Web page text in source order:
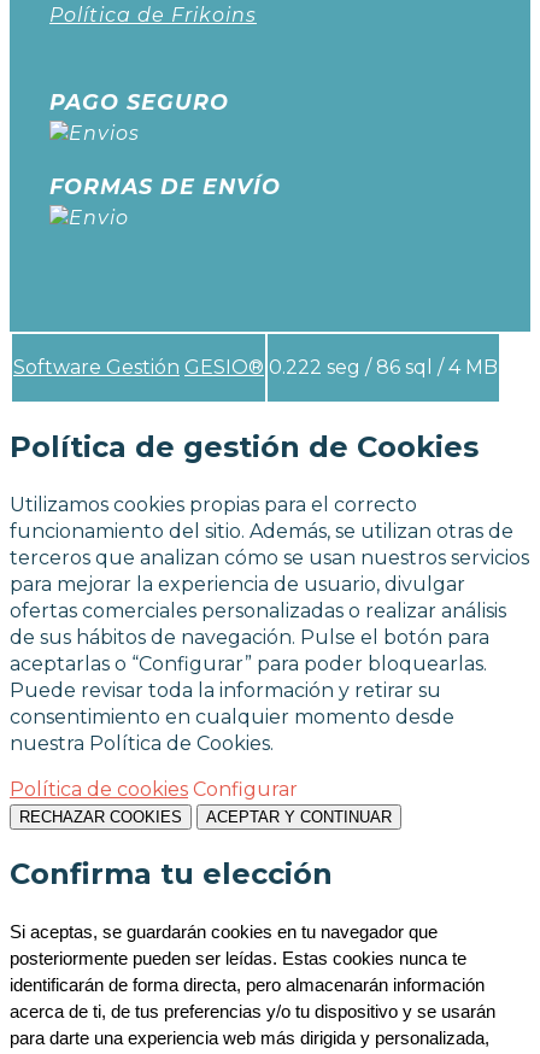
Política de Frikoins
PAGO SEGURO
FORMAS DE ENVÍO
Software Gestión GESIO® 0.222 seg / 86 sql / 4 MB
Política de gestión de Cookies
Utilizamos cookies propias para el correcto
funcionamiento del sitio. Además, se utilizan otras de
terceros que analizan cómo se usan nuestros servicios
para mejorar la experiencia de usuario, divulgar
ofertas comerciales personalizadas o realizar análisis
de sus hábitos de navegación. Pulse el botón para
aceptarlas o “Configurar” para poder bloquearlas.
Puede revisar toda la información y retirar su
consentimiento en cualquier momento desde
nuestra Política de Cookies.
Política de cookies Configurar
RECHAZAR COOKIES ACEPTAR Y CONTINUAR
Confirma tu elección
Si aceptas, se guardarán cookies en tu navegador que
posteriormente pueden ser leídas. Estas cookies nunca te
identificarán de forma directa, pero almacenarán información
acerca de ti, de tus preferencias y/o tu dispositivo y se usarán
para darte una experiencia web más dirigida y personalizada,